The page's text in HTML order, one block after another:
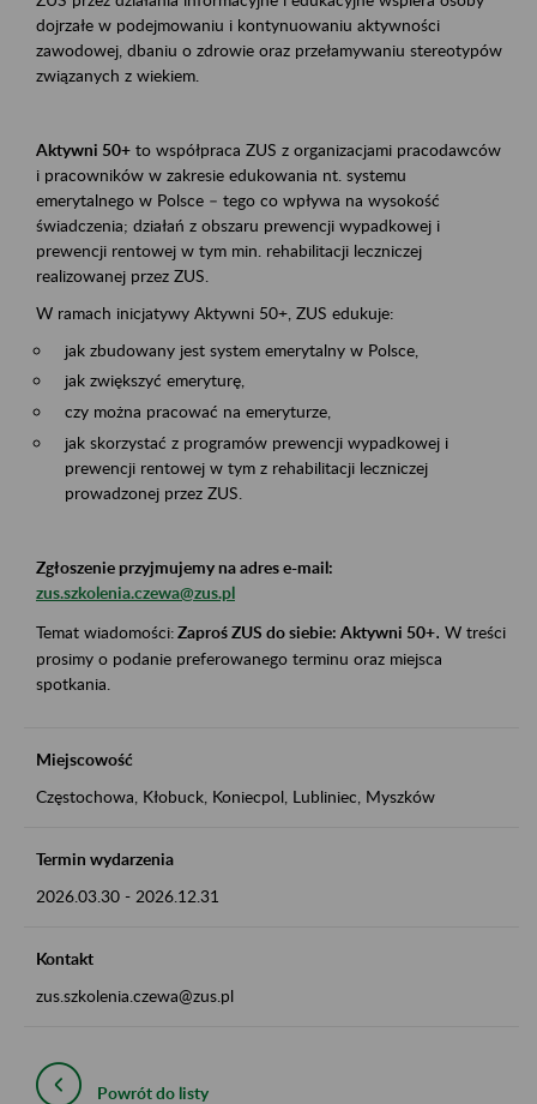
dojrzałe w podejmowaniu i kontynuowaniu aktywności
zawodowej, dbaniu o zdrowie oraz przełamywaniu stereotypów
związanych z wiekiem.
Aktywni 50+ to współpraca ZUS z organizacjami pracodawców
i pracowników w zakresie edukowania nt. systemu
emerytalnego w Polsce – tego co wpływa na wysokość
świadczenia; działań z obszaru prewencji wypadkowej i
prewencji rentowej w tym min. rehabilitacji leczniczej
realizowanej przez ZUS.
W ramach inicjatywy Aktywni 50+, ZUS edukuje:
jak zbudowany jest system emerytalny w Polsce,
jak zwiększyć emeryturę,
czy można pracować na emeryturze,
jak skorzystać z programów prewencji wypadkowej i
prewencji rentowej w tym z rehabilitacji leczniczej
prowadzonej przez ZUS.
Zgłoszenie przyjmujemy na adres e-mail:
zus.szkolenia.czewa@zus.pl
Temat wiadomości:Zaproś ZUS do siebie: Aktywni 50+. W treści
prosimy o podanie preferowanego terminu oraz miejsca
spotkania.
Miejscowość
Częstochowa, Kłobuck, Koniecpol, Lubliniec, Myszków
Termin wydarzenia
2026.03.30 - 2026.12.31
Kontakt
zus.szkolenia.czewa@zus.pl
Powrót do listy